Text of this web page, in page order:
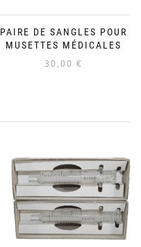
PAIRE DE SANGLES POUR
MUSETTES MÉDICALES
30,00 €